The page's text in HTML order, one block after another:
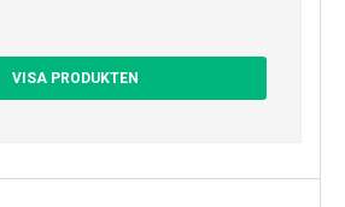
VISA PRODUKTEN